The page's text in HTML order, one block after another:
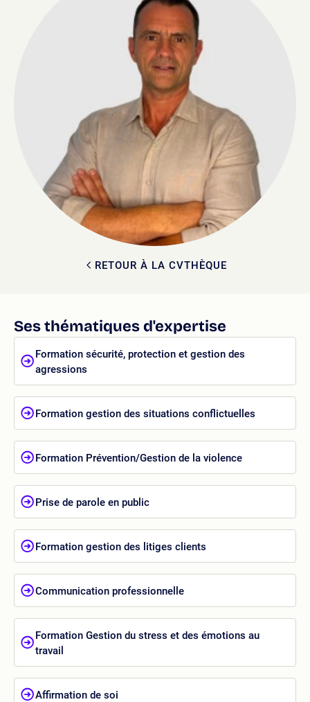
RETOUR À LA CVTHÈQUE
Ses thématiques d'expertise
Formation sécurité, protection et gestion des
agressions
Formation gestion des situations conflictuelles
Formation Prévention/Gestion de la violence
Prise de parole en public
Formation gestion des litiges clients
Communication professionnelle
Formation Gestion du stress et des émotions au
travail
Affirmation de soi